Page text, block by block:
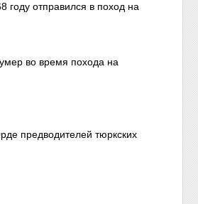
году отправился в поход на
во время похода на
предводителей тюркских